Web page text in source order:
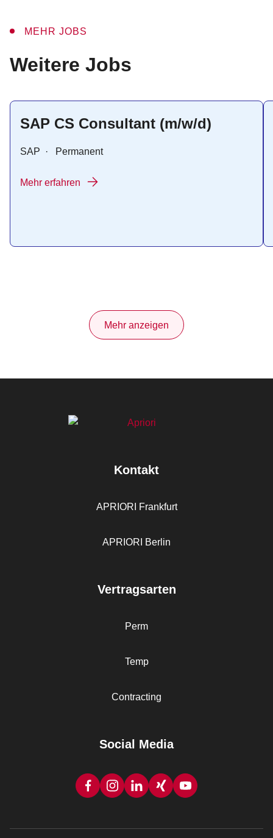
MEHR JOBS
:
Weitere Jobs
SAP CS Consultant (m/w/d)
SAP · Permanent
Mehr erfahren
Mehr anzeigen
Kontakt
APRIORI Frankfurt
APRIORI Berlin
Vertragsarten
Perm
Temp
Contracting
Social Media